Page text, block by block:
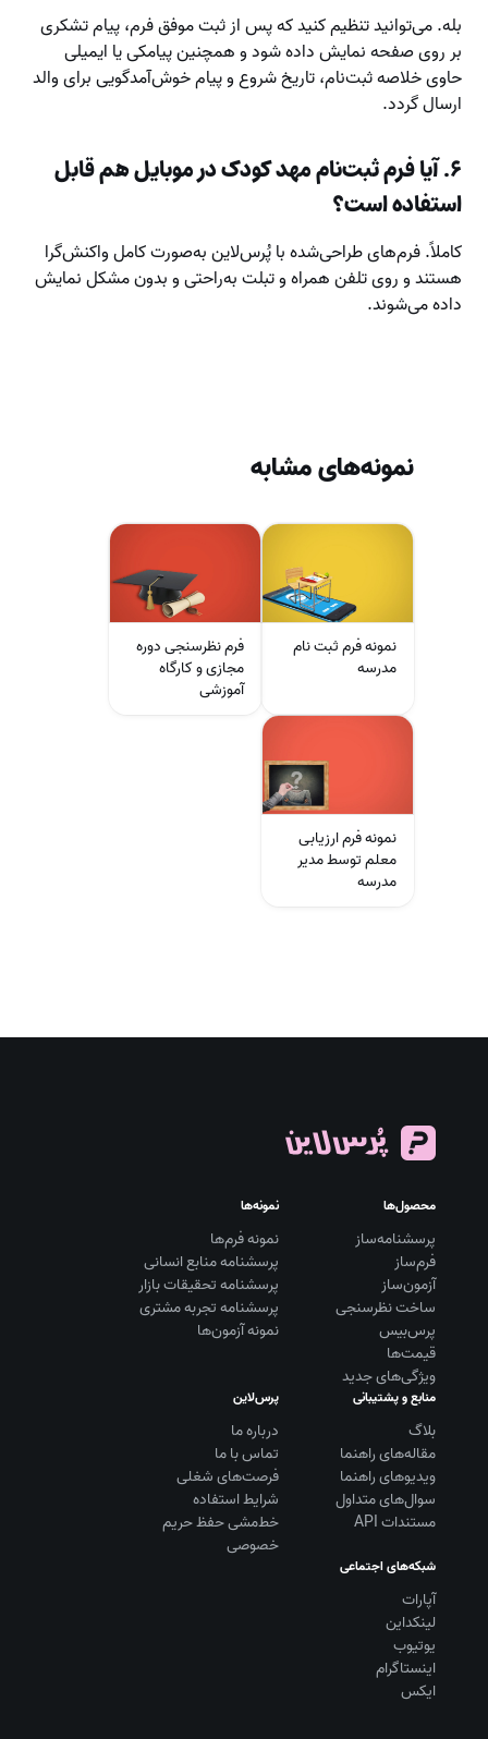
بله. می‌توانید تنظیم کنید که پس از ثبت موفق فرم، پیام تشکری
بر روی صفحه نمایش داده شود و همچنین پیامکی یا ایمیلی
حاوی خلاصه ثبت‌نام، تاریخ شروع و پیام خوش‌آمدگویی برای والد
ارسال گردد.
۶. آیا فرم ثبت‌نام مهد کودک در موبایل هم قابل
استفاده است؟
کاملاً. فرم‌های طراحی‌شده با پُرس‌لاین به‌صورت کامل واکنش‌گرا
هستند و روی تلفن همراه و تبلت به‌راحتی و بدون مشکل نمایش
داده می‌شوند.
نمونه‌های مشابه
نمونه فرم ثبت نام
مدرسه
فرم نظرسنجی دوره
مجازی و کارگاه
آموزشی
نمونه فرم ارزیابی
معلم توسط مدیر
مدرسه
محصول‌ها
پرسشنامه‌ساز
فرم‌ساز
آزمون‌ساز
ساخت نظرسنجی
پرس‌بیس
قیمت‌ها
ویژگی‌های جدید
نمونه‌ها
نمونه فرم‌ها
پرسشنامه منابع انسانی
پرسشنامه تحقیقات بازار
پرسشنامه تجربه مشتری
نمونه آزمون‌ها
منابع و پشتیبانی
بلاگ
مقاله‌های راهنما
ویديوهای راهنما
سوال‌های متداول
مستندات API
پرس‌لاین
درباره ما
تماس با ما
فرصت‌های شغلی
شرایط استفاده
خط‌مشی حفظ حریم
خصوصی
شبکه‌های اجتماعی
آپارات
لینکداین
یوتیوب
اینستاگرام
ایکس